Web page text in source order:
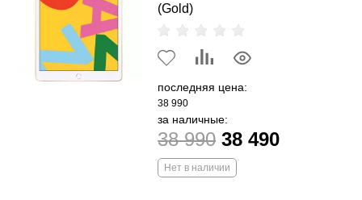
(Gold)
последняя цена:
38 990
за наличные:
38 990 38 490
Нет в наличии